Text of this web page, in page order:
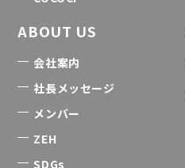
ABOUT US
会社案内
社長メッセージ
メンバー
ZEH
SDGs